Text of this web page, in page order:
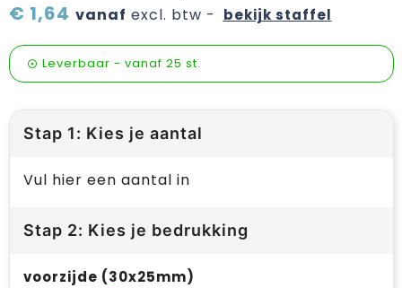
€ 1,64 vanaf excl. btw - bekijk staffel
Leverbaar - vanaf 25 st.
Stap 1: Kies je aantal
Vul hier een aantal in
Stap 2: Kies je bedrukking
voorzijde (30x25mm)